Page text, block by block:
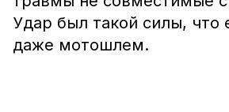
Удар был такой силы, что
даже мотошлем.